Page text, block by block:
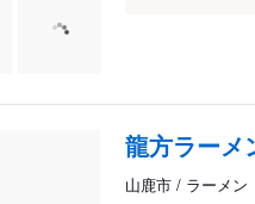
龍方ラーメ
山鹿市 / ラーメン